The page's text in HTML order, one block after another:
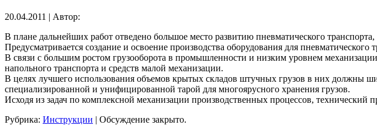
20.04.2011 | Автор:
В плане дальнейших работ отведено большое место развитию пневматического
Предусматривается создание и освоение производства оборудования для
В связи с большим ростом грузооборота в промышленности и низким уровнем
напольного транспорта и средств малой механизации.
В целях лучшего использования объемов крытых складов штучных грузов в них должны
специализированной и унифицированной тарой для многоярусного хранения грузов.
Исходя из задач по комплексной механизации производственных процессов, технический
Рубрика: Инструкции | Обсуждение закрыто.